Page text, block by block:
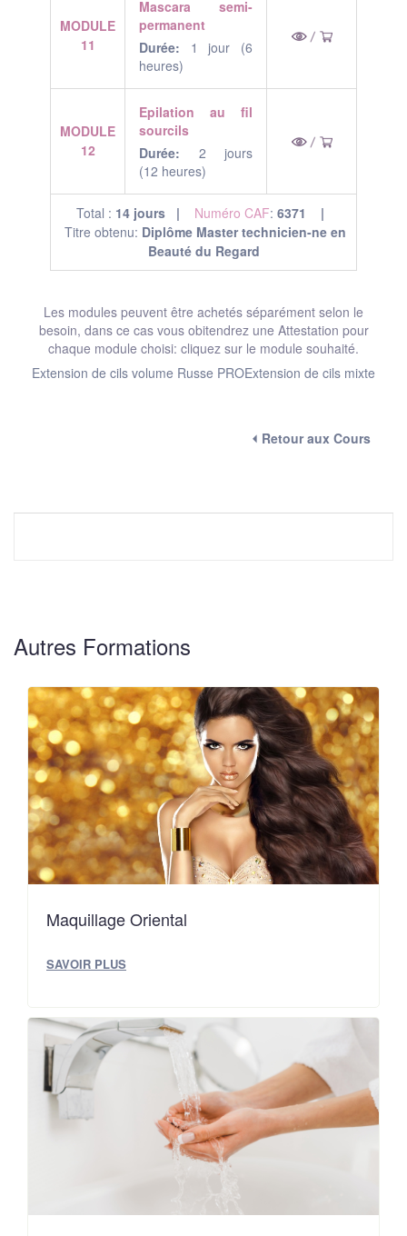
MODULE
11
Mascara semi-
permanent
Durée: 1 jour (6
heures)
MODULE
12
Epilation au fil
sourcils
Durée: 2 jours
(12 heures)
Total : 14 jours | Numéro CAF: 6371 |
Titre obtenu: Diplôme Master technicien-ne en
Beauté du Regard
Les modules peuvent être achetés séparément selon le
besoin, dans ce cas vous obitendrez une Attestation pour
chaque module choisi: cliquez sur le module souhaité.
Extension de cils volume Russe PROExtension de cils mixte
⏴ Retour aux Cours
Autres Formations
Maquillage Oriental
SAVOIR PLUS